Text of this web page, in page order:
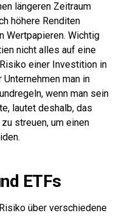
längeren Zeitraum
höhere Renditen
Wichtig
nicht alles auf eine
einer Investition in
man in
wenn man sein
lautet deshalb, das
streuen, um einen
ETFs
über verschiedene